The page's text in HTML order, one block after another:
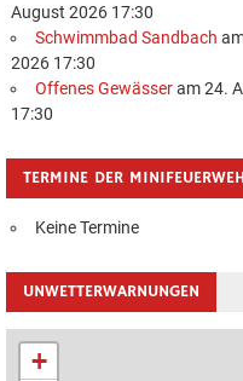
August 2026 17:30
Schwimmbad Sandbach
2026 17:30
Offenes Gewässeram 24.
17:30
TERMINE DER
Keine Termine
UNWETTERWARNUNGEN
+